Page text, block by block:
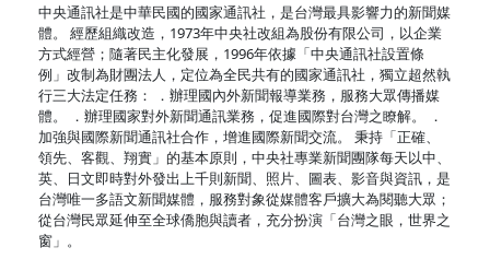
中央通訊社是中華民國的國家通訊社，是台灣最具影響力的新聞媒
體。 經歷組織改造，1973年中央社改組為股份有限公司，以企業
方式經營；隨著民主化發展，1996年依據「中央通訊社設置條
例」改制為財團法人，定位為全民共有的國家通訊社，獨立超然執
行三大法定任務： ．辦理國內外新聞報導業務，服務大眾傳播媒
體。 ．辦理國家對外新聞通訊業務，促進國際對台灣之瞭解。 ．
加強與國際新聞通訊社合作，增進國際新聞交流。 秉持「正確、
領先、客觀、翔實」的基本原則，中央社專業新聞團隊每天以中、
英、日文即時對外發出上千則新聞、照片、圖表、影音與資訊，是
台灣唯一多語文新聞媒體，服務對象從媒體客戶擴大為閱聽大眾；
從台灣民眾延伸至全球僑胞與讀者，充分扮演「台灣之眼，世界之
窗」。